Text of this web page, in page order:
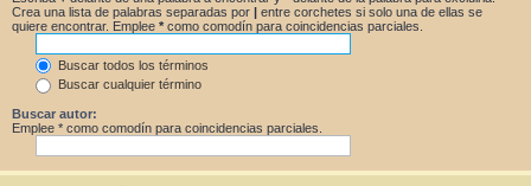
Crea una lista de palabras separadas por | entre corchetes si solo una de ellas se
quiere encontrar. Emplee * como comodín para coincidencias parciales.
Buscar todos los términos
Buscar cualquier término
Buscar autor:
Emplee * como comodín para coincidencias parciales.